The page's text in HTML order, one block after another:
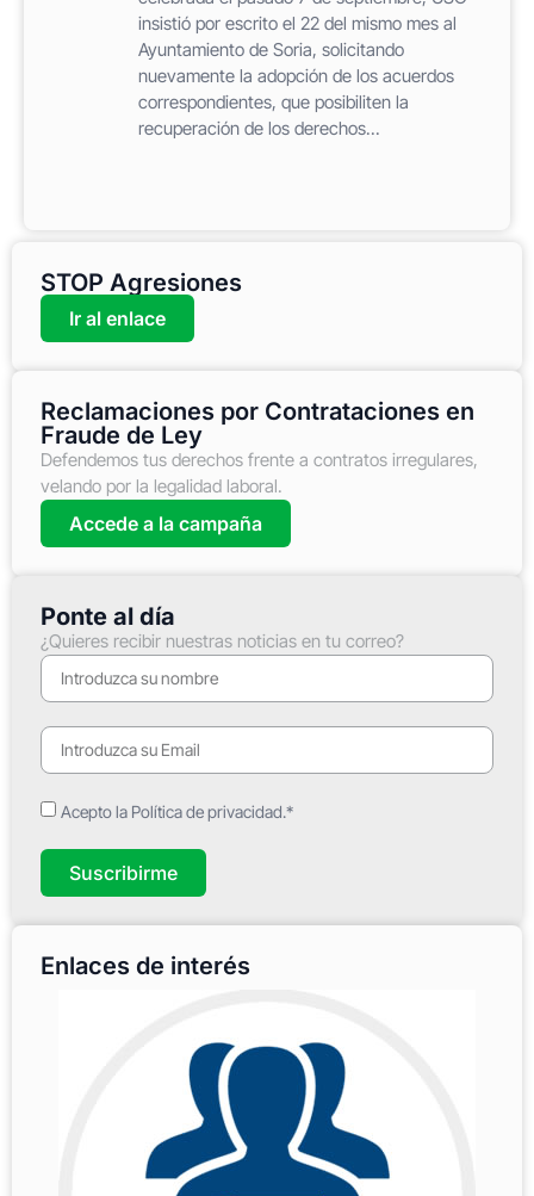
insistió por escrito el 22 del mismo mes al
Ayuntamiento de Soria, solicitando
nuevamente la adopción de los acuerdos
correspondientes, que posibiliten la
recuperación de los derechos...
STOP Agresiones
Ir al enlace
Reclamaciones por Contrataciones en
Fraude de Ley
Defendemos tus derechos frente a contratos irregulares,
velando por la legalidad laboral.
Accede a la campaña
Ponte al día
¿Quieres recibir nuestras noticias en tu correo?
Acepto la Política de privacidad.*
Suscribirme
Enlaces de interés